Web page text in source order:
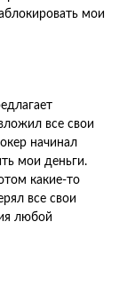
мои
все свои
начинал
мои деньги.
какие-то
все свои
любой